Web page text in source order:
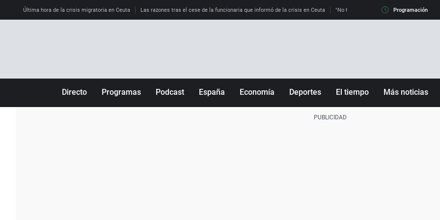
Última hora de la crisis migratoria en Ceuta Las razones tras el cese de la funcionaria que informó de la crisis en Ceuta "No hay mafias, que no nos engañen":
Programación
Directo Programas Podcast España Economía Deportes El tiempo Más noticias